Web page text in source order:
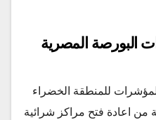
البورصة المصرية
للمنطقة الخضراء
اعادة فتح مراكز شرائية